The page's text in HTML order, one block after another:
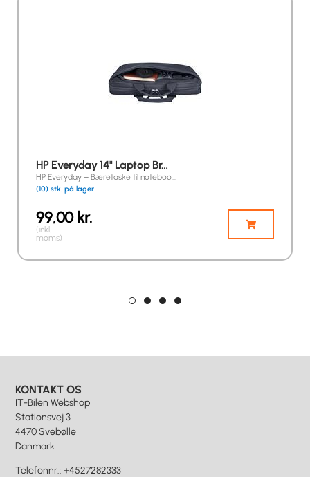
HP Everyday 14" Laptop Br…
HP Everyday – Bæretaske til noteboo…
(10) stk. på lager
99,00kr.
(inkl.
moms)
KONTAKT OS
IT-Bilen Webshop
Stationsvej 3
4470 Svebølle
Danmark
Telefonnr.: +4527282333